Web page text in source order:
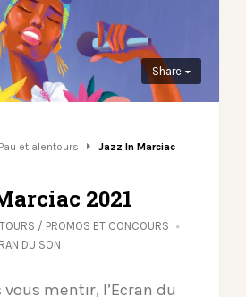
Share
et alentours
Jazz In Marciac
2021
/ PROMOS ET CONCOURS
DU SON
vous mentir, l’Ecran du